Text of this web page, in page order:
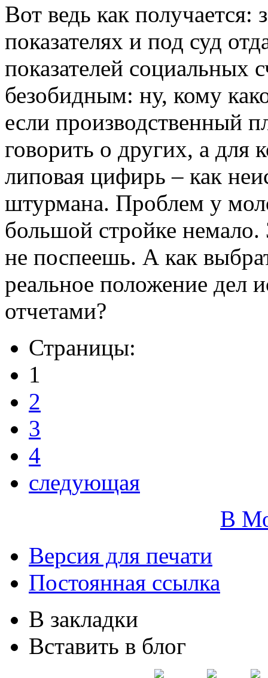
Вот ведь как
показателях и под суд
показателей социальных
безобидным: ну, кому
если производственный
говорить о других, а для
липовая цифирь – как
штурмана. Проблем у
большой стройке немало.
не поспеешь. А как
реальное положение дел
отчетами?
Страницы:
1
2
3
4
следующая
В
Версия для печати
Постоянная ссылка
В закладки
Вставить в блог